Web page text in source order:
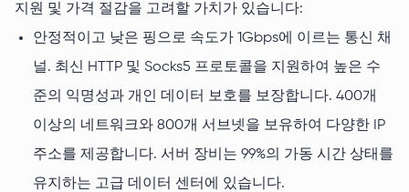
지원 및 가격 절감을 고려할 가치가 있습니다:
안정적이고 낮은 핑으로 속도가 1Gbps에 이르는 통신 채
널. 최신 HTTP 및 Socks5 프로토콜을 지원하여 높은 수
준의 익명성과 개인 데이터 보호를 보장합니다. 400개
이상의 네트워크와 800개 서브넷을 보유하여 다양한 IP
주소를 제공합니다. 서버 장비는 99%의 가동 시간 상태를
유지하는 고급 데이터 센터에 있습니다.